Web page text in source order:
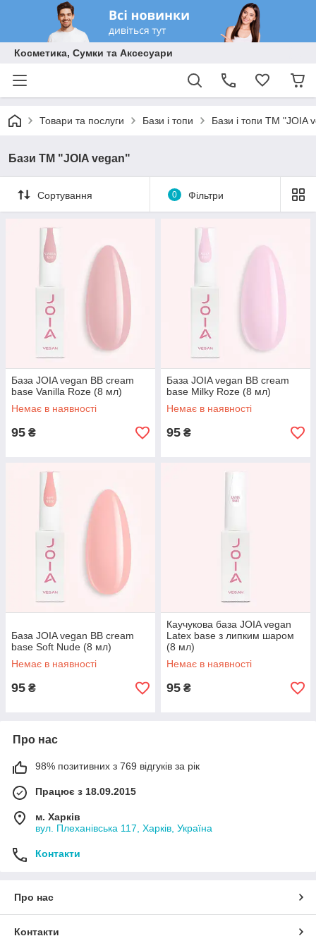
Косметика, Сумки та Аксесуари
Товари та послуги Бази і топи Бази і топи ТМ "JOIA
Бази ТМ "JOIA vegan"
Сортування 0 Фільтри
База JOIA vegan BB cream
base Vanilla Roze (8 мл)
Немає в наявності
95 ₴
База JOIA vegan BB cream
base Milky Roze (8 мл)
Немає в наявності
95 ₴
База JOIA vegan BB cream
base Soft Nude (8 мл)
Немає в наявності
95 ₴
Каучукова база JOIA vegan
Latex base з липким шаром
(8 мл)
Немає в наявності
95 ₴
Про нас
98% позитивних з 769 відгуків за рік
Працює з 18.09.2015
м. Харків
вул. Плеханівська 117, Харків, Україна
Контакти
Про нас
Контакти